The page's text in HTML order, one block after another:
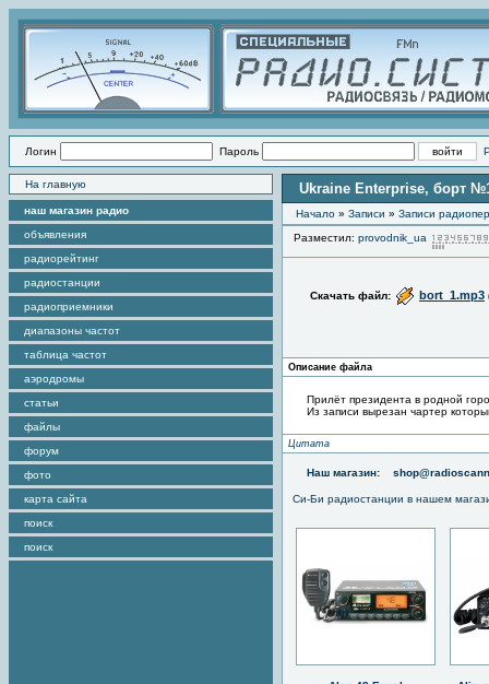
Логин Пароль
На главную
наш магазин радио
объявления
радиорейтинг
радиостанции
радиоприемники
диапазоны частот
таблица частот
аэродромы
статьи
файлы
форум
фото
карта сайта
поиск
поиск
Ukraine Enterprise, борт
Начало » Записи » Записи
Разместил: provodnik_ua
Скачать файл: bort_1.mp3
Описание файла
Прилёт президента в родной
Из записи вырезан чартер
Цитата
Наш магазин:
Си-Би радиостанции в нашем